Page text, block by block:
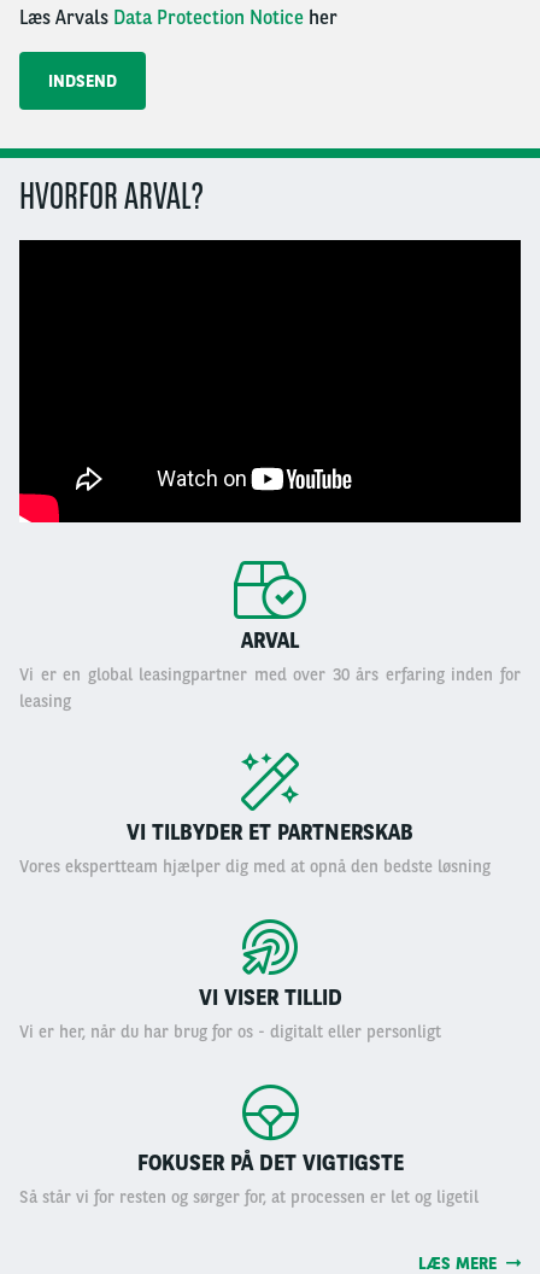
Læs Arvals Data Protection Notice her
HVORFOR ARVAL?
ARVAL
Vi er en global leasingpartner med over 30 års erfaring inden for
leasing
VI TILBYDER ET PARTNERSKAB
Vores ekspertteam hjælper dig med at opnå den bedste løsning
VI VISER TILLID
Vi er her, når du har brug for os - digitalt eller personligt
FOKUSER PÅ DET VIGTIGSTE
Så står vi for resten og sørger for, at processen er let og ligetil
LÆS MERE